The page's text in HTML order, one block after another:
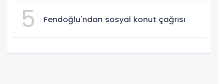
5 Fendoğlu'ndan sosyal konut çağrısı